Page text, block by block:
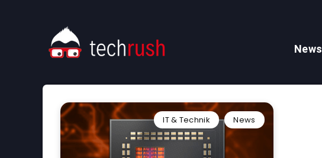
News
IT & Technik News